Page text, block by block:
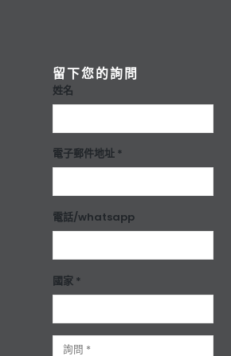
留下您的詢問
姓名
電子郵件地址 *
電話/whatsapp
國家 *